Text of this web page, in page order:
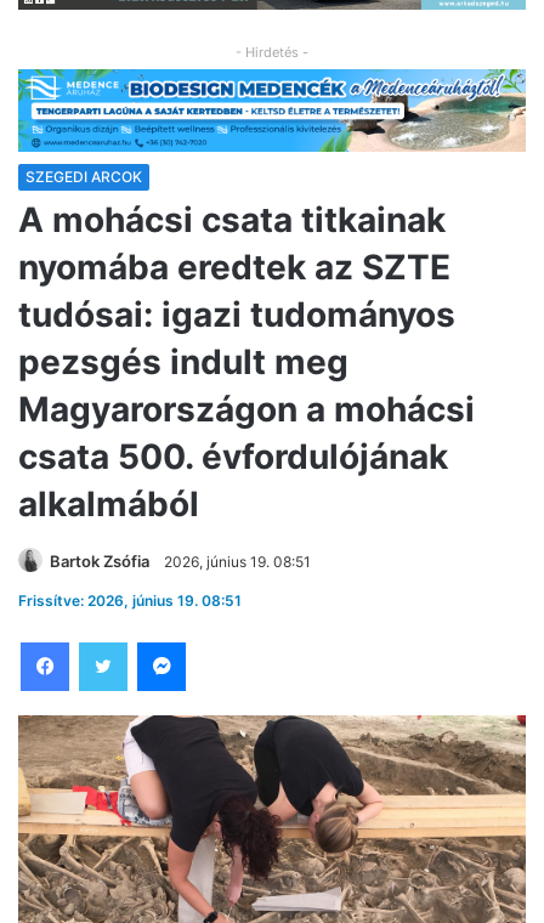
- Hirdetés -
SZEGEDI ARCOK
A mohácsi csata titkainak
nyomába eredtek az SZTE
tudósai: igazi tudományos
pezsgés indult meg
Magyarországon a mohácsi
csata 500. évfordulójának
alkalmából
Bartok Zsófia 2026, június 19. 08:51
Frissítve: 2026, június 19. 08:51